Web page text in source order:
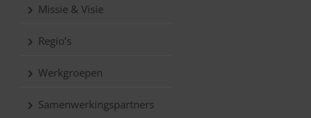
Missie & Visie
Regio’s
Werkgroepen
Samenwerkingspartners